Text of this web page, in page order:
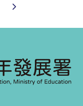
下一頁